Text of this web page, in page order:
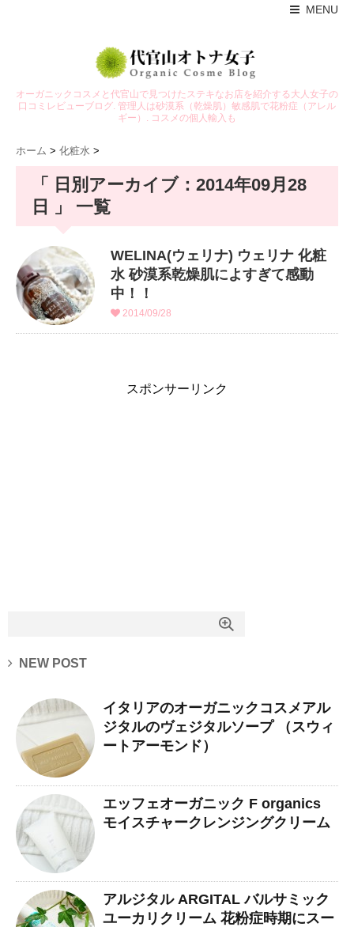
MENU
オーガニックコスメと代官山で見つけたステキなお店を紹介する大人女子の
口コミレビューブログ. 管理人は砂漠系（乾燥肌）敏感肌で花粉症（アレル
ギー）. コスメの個人輸入も
ホーム > 化粧水 >
「 日別アーカイブ：2014年09月28
日 」 一覧
WELINA(ウェリナ) ウェリナ 化粧
水 砂漠系乾燥肌によすぎて感動
中！！
2014/09/28
スポンサーリンク
NEW POST
イタリアのオーガニックコスメアル
ジタルのヴェジタルソープ （スウィ
ートアーモンド）
エッフェオーガニック F organics
モイスチャークレンジングクリーム
アルジタル ARGITAL バルサミック
ユーカリクリーム 花粉症時期にスー